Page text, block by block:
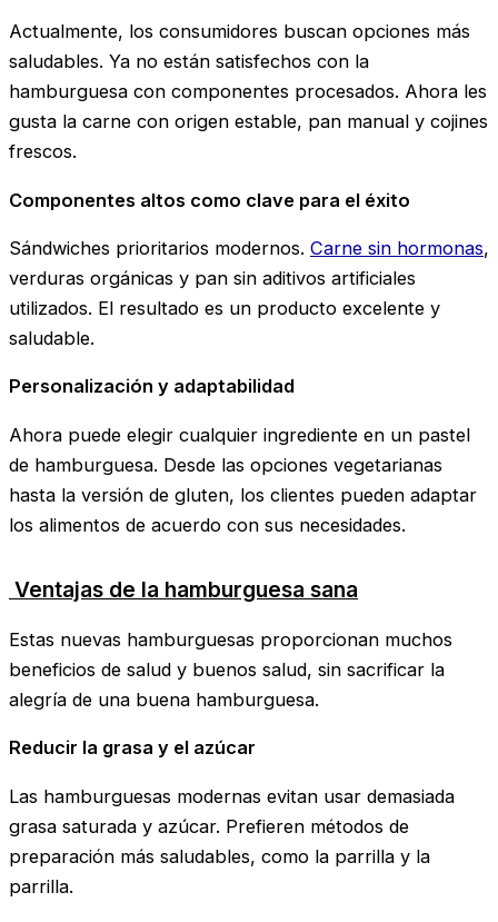
Actualmente, los consumidores buscan opciones más
saludables. Ya no están satisfechos con la
hamburguesa con componentes procesados. Ahora les
gusta la carne con origen estable, pan manual y cojines
frescos.
Componentes altos como clave para el éxito
Sándwiches prioritarios modernos. Carne sin hormonas,
verduras orgánicas y pan sin aditivos artificiales
utilizados. El resultado es un producto excelente y
saludable.
Personalización y adaptabilidad
Ahora puede elegir cualquier ingrediente en un pastel
de hamburguesa. Desde las opciones vegetarianas
hasta la versión de gluten, los clientes pueden adaptar
los alimentos de acuerdo con sus necesidades.
Ventajas de la hamburguesa sana
Estas nuevas hamburguesas proporcionan muchos
beneficios de salud y buenos salud, sin sacrificar la
alegría de una buena hamburguesa.
Reducir la grasa y el azúcar
Las hamburguesas modernas evitan usar demasiada
grasa saturada y azúcar. Prefieren métodos de
preparación más saludables, como la parrilla y la
parrilla.